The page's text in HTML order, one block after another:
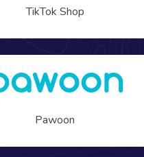
TikTok Shop
Pawoon